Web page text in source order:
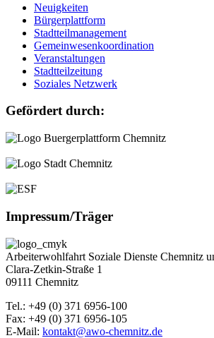
Neuigkeiten
Bürgerplattform
Stadtteilmanagement
Gemeinwesenkoordination
Veranstaltungen
Stadtteilzeitung
Soziales Netzwerk
Gefördert durch:
Impressum/Träger
Arbeiterwohlfahrt Soziale Dienste Chemnitz
Clara-Zetkin-Straße 1
09111 Chemnitz
Tel.: +49 (0) 371 6956-100
Fax: +49 (0) 371 6956-105
E-Mail: kontakt@awo-chemnitz.de